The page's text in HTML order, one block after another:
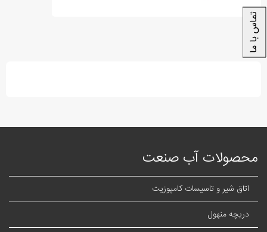
محصولات آب صنعت
اتاق شیر و تاسیسات کامپوزیت
دریچه منهول
تماس با ما